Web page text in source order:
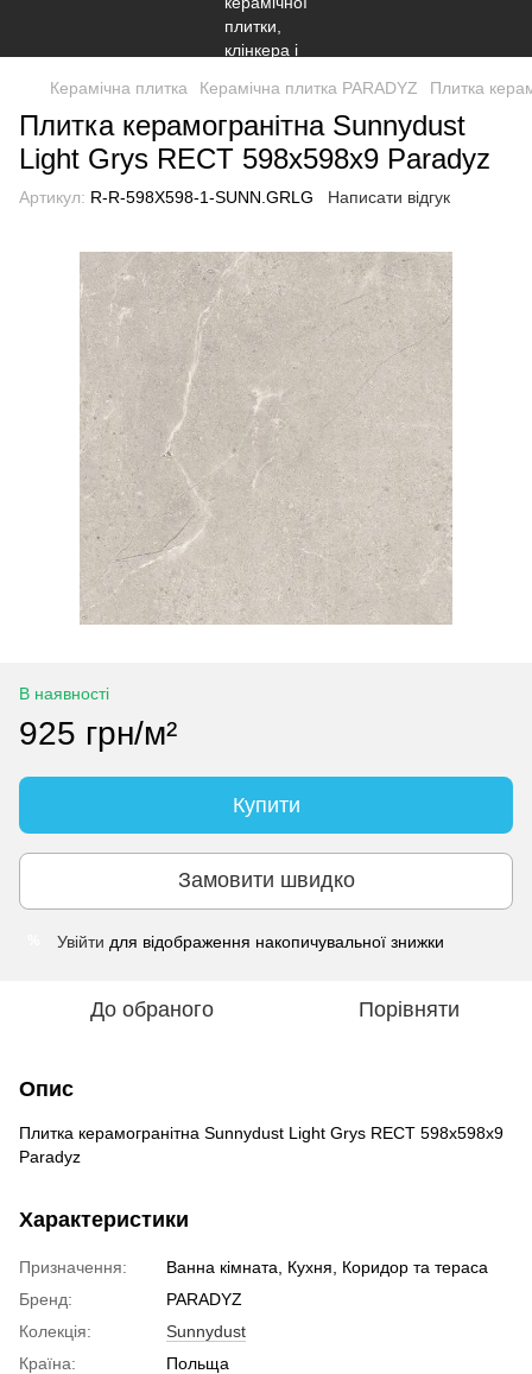
Керамічна плитка Керамічна плитка PARADYZ Плитка
Плитка керамогранітна Sunnydust
Light Grys RECT 598x598x9 Paradyz
Артикул: R-R-598X598-1-SUNN.GRLG Написати відгук
В наявності
925 грн/м²
Купити
Замовити швидко
Увійти для відображення накопичувальної знижки
До обраного Порівняти
Опис
Плитка керамогранітна Sunnydust Light Grys RECT 598x598x9
Paradyz
Характеристики
Призначення:
Ванна кімната, Кухня, Коридор та тераса
Бренд:
PARADYZ
Колекція:
Sunnydust
Країна:
Польща